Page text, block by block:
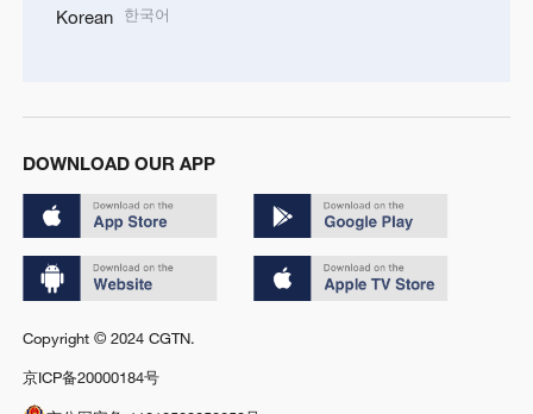
Korean 한국어
DOWNLOAD OUR APP
Copyright © 2024 CGTN.
京ICP备20000184号